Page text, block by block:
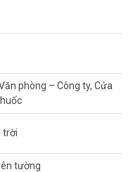
giá rẻ
nhớ với hình ảnh sắc nét
mỹ cùng chất lượng và
hợp cho gia đình, văn
WIFI DAHUA
– SHOP
phòng – Công ty, Cửa
trời
tường